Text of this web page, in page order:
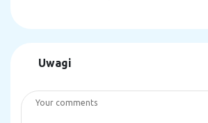
Uwagi